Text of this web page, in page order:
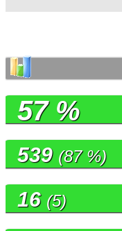
57 %
539 (87 %)
16 (5)